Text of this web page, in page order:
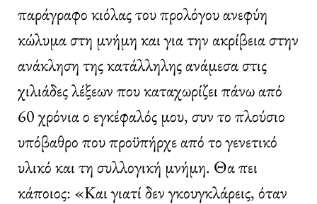
παράγραφο κιόλας του προλόγου ανεφύη
κώλυμα στη μνήμη και για την ακρίβεια στην
ανάκληση της κατάλληλης ανάμεσα στις
χιλιάδες λέξεων που καταχωρίζει πάνω από
60 χρόνια ο εγκέφαλός μου, συν το πλούσιο
υπόβαθρο που προϋπήρχε από το γενετικό
υλικό και τη συλλογική μνήμη. Θα πει
κάποιος: «Και γιατί δεν γκουγκλάρεις, όταν